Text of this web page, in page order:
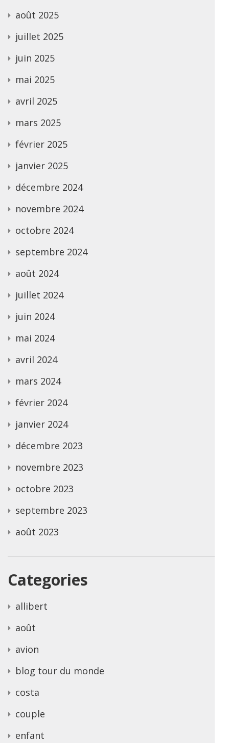
août 2025
juillet 2025
juin 2025
mai 2025
avril 2025
mars 2025
février 2025
janvier 2025
décembre 2024
novembre 2024
octobre 2024
septembre 2024
août 2024
juillet 2024
juin 2024
mai 2024
avril 2024
mars 2024
février 2024
janvier 2024
décembre 2023
novembre 2023
octobre 2023
septembre 2023
août 2023
Categories
allibert
août
avion
blog tour du monde
costa
couple
enfant